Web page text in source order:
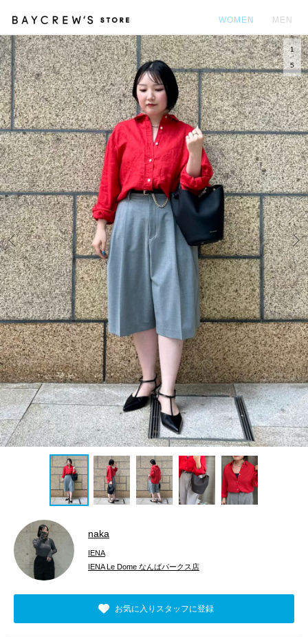
WOMEN MEN
Prev
1
5
naka
IENA
IENA Le Dome なんばパークス店
お気に入りスタッフに登録